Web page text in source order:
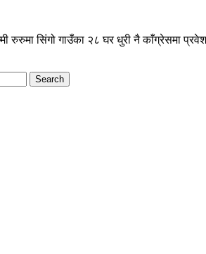
रुरुमा सिंगो गाउँका २८ घर धुरी नै काँग्रेसमा प्रवेश